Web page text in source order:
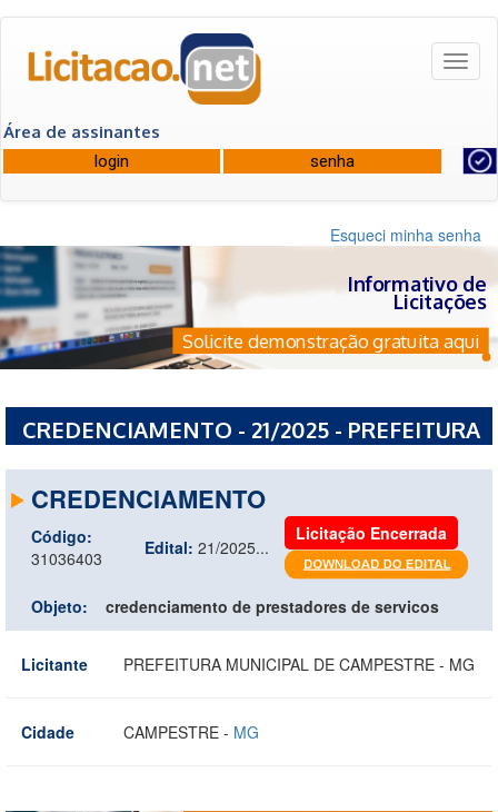
Área de assinantes
Esqueci minha senha
Informativo de
Licitações
Solicite demonstração gratuita aqui
CREDENCIAMENTO - 21/2025 - PREFEITURA
CREDENCIAMENTO
Código:
31036403
Edital: 21/2025...
Licitação Encerrada
Objeto: credenciamento de prestadores de servicos
Licitante PREFEITURA MUNICIPAL DE CAMPESTRE - MG
Cidade CAMPESTRE - MG